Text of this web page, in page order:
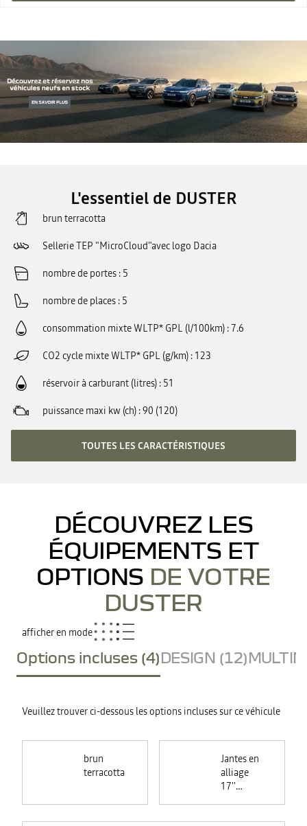
L'essentiel de DUSTER
brun terracotta
Sellerie TEP "MicroCloud"avec logo Dacia
nombre de portes 5
nombre de places 5
consommation mixte WLTP* GPL (l/100km) 7.6
CO2 cycle mixte WLTP* GPL (g/km) 123
réservoir à carburant (litres) 51
puissance maxi kw (ch) 90 (120)
TOUTES LES CARACTÉRISTIQUES
DÉCOUVREZ LES
ÉQUIPEMENTS ET
OPTIONS DE VOTRE
DUSTER
afficher en mode
Options incluses (4)DESIGN (12)
Veuillez trouver ci-dessous les options incluses sur ce véhicule
brun
terracotta
Jantes en
alliage
17''